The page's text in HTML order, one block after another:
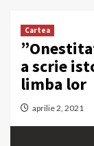
Cartea
a scrie
limba lor
aprilie 2, 2021